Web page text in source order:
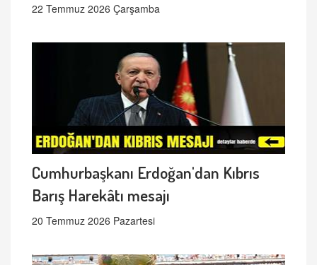
22 Temmuz 2026 Çarşamba
Cumhurbaşkanı Erdoğan'dan Kıbrıs
Barış Harekâtı mesajı
20 Temmuz 2026 Pazartesi